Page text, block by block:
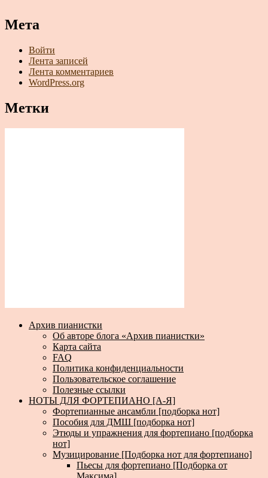
Мета
Войти
Лента записей
Лента комментариев
WordPress.org
Метки
Архив пианистки
Об авторе блога «Архив пианистки»
Карта сайта
FAQ
Политика конфиденциальности
Пользовательское соглашение
Полезные ссылки
НОТЫ ДЛЯ ФОРТЕПИАНО [А-Я]
Фортепианные ансамбли [подборка нот]
Пособия для ДМШ [подборка нот]
Этюды и упражнения для фортепиано [подборка
нот]
Музицирование [Подборка нот для фортепиано]
Пьесы для фортепиано [Подборка от
Максима]